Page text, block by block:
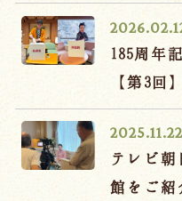
185周年
【第3回
2025.11.22
テレビ
館をご紹
Language